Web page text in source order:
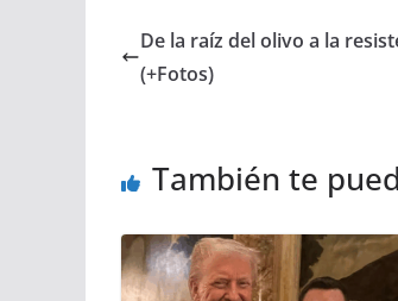
De la raíz del olivo a la
(+Fotos)
También te